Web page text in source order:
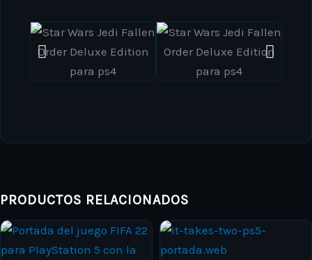
PRODUCTOS RELACIONADOS
range:
ARS 7.000,00
This
product
This
product